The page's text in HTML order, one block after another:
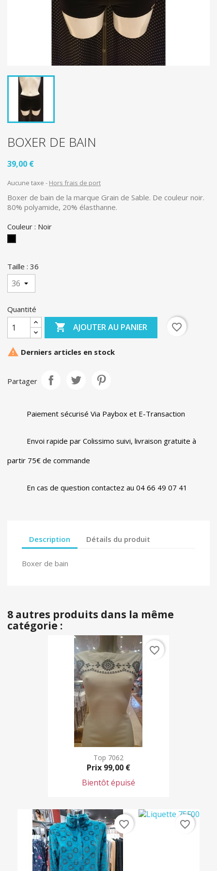
BOXER DE BAIN
39,00 €
Aucune taxe Hors frais de port
Boxer de bain de la marque Grain de Sable. De couleur noir.
80% polyamide, 20% élasthanne.
Couleur : Noir
Taille : 36
Quantité
 AJOUTER AU PANIER favorite_border
 Derniers articles en stock
Partager
Paiement sécurisé Via Paybox et E-Transaction
Envoi rapide par Colissimo suivi, livraison gratuite à
partir 75€ de commande
En cas de question contactez au 04 66 49 07 41
Description Détails du produit
Boxer de bain
8 autres produits dans la même
catégorie :
Top 7062
Prix 99,00 €
Bientôt épuisé
favorite_border
favorite_border favorite_border